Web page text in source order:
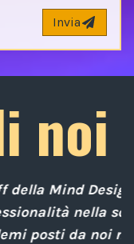
Invia
noi
ha mostrato la
tempestiva
degli anni,